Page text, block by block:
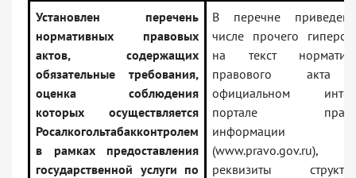
Установлен перечень
нормативных правовых
актов, содержащих
обязательные требования,
оценка соблюдения
которых осуществляется
Росалкогольтабакконтролем
в рамках предоставления
государственной услуги по
В перечне
числе прочего
на текст
правового
официальном
портале
информации
(www.pravo.gov.ru),
реквизиты